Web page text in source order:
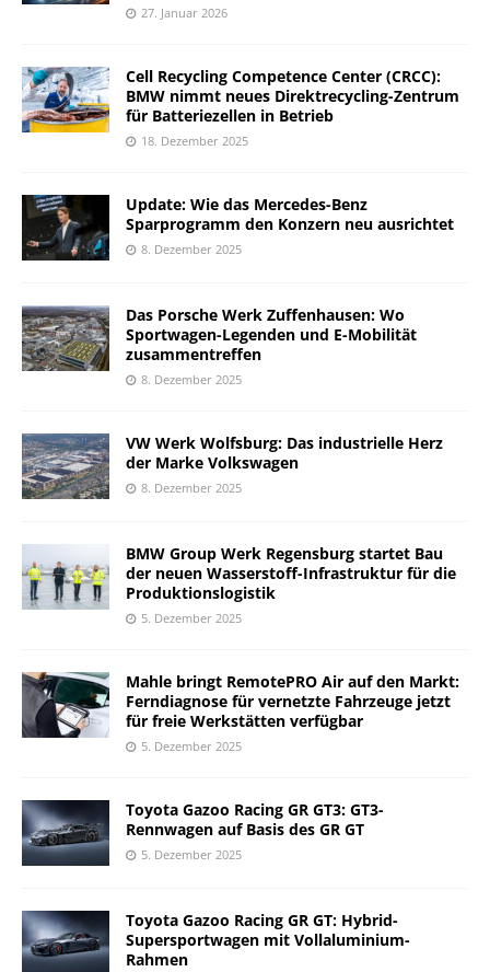
27. Januar 2026
Cell Recycling Competence Center (CRCC):
BMW nimmt neues Direktrecycling-Zentrum
für Batteriezellen in Betrieb
18. Dezember 2025
Update: Wie das Mercedes-Benz
Sparprogramm den Konzern neu ausrichtet
8. Dezember 2025
Das Porsche Werk Zuffenhausen: Wo
Sportwagen-Legenden und E-Mobilität
zusammentreffen
8. Dezember 2025
VW Werk Wolfsburg: Das industrielle Herz
der Marke Volkswagen
8. Dezember 2025
BMW Group Werk Regensburg startet Bau
der neuen Wasserstoff-Infrastruktur für die
Produktionslogistik
5. Dezember 2025
Mahle bringt RemotePRO Air auf den Markt:
Ferndiagnose für vernetzte Fahrzeuge jetzt
für freie Werkstätten verfügbar
5. Dezember 2025
Toyota Gazoo Racing GR GT3: GT3-
Rennwagen auf Basis des GR GT
5. Dezember 2025
Toyota Gazoo Racing GR GT: Hybrid-
Supersportwagen mit Vollaluminium-
Rahmen